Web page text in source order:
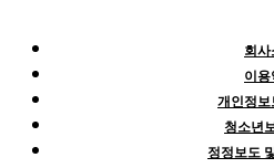
회사
이용
개인정보
청소년
정정보도